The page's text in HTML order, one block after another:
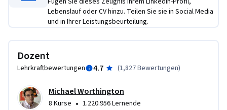
Lebenslauf oder CV hinzu. Teilen Sie sie in Social Media
und in Ihrer Leistungsbeurteilung.
Dozent
Lehrkraftbewertungen 4.7 (1,827 Bewertungen)
Michael Worthington
8 Kurse • 1.220.956 Lernende